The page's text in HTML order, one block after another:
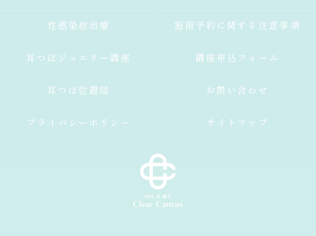
性感染症治療 施術予約に関する注意事項
耳つぼジュエリー講座 講座申込フォーム
耳つぼ位置図 お問い合わせ
プライバシーポリシー サイトマップ